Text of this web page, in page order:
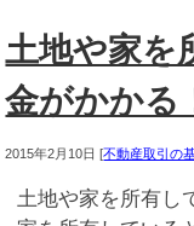
土地や家を
金がかかる
2015年2月10日 [不動産取引の
土地や家を所有し